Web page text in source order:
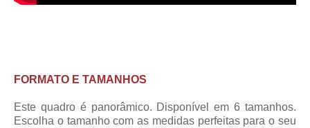
FORMATO E TAMANHOS
Este quadro é panorâmico. Disponível em 6 tamanhos.
Escolha o tamanho com as medidas perfeitas para o seu